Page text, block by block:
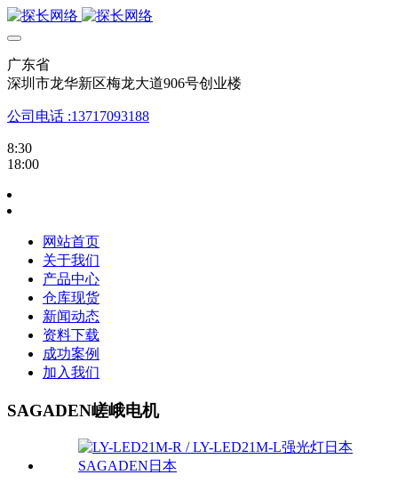
广东省
深圳市龙华新区梅龙大道906号创业楼
公司电话 :13717093188
8:30
18:00
网站首页
关于我们
产品中心
仓库现货
新闻动态
资料下载
成功案例
加入我们
SAGADEN嵯峨电机